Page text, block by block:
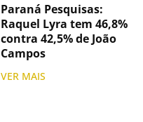
Paraná Pesquisas:
Raquel Lyra tem 46,8%
contra 42,5% de João
Campos
VER MAIS